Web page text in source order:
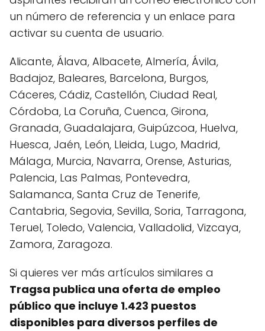
un número de referencia y un enlace para
activar su cuenta de usuario.
Alicante, Álava, Albacete, Almería, Ávila,
Badajoz, Baleares, Barcelona, Burgos,
Cáceres, Cádiz, Castellón, Ciudad Real,
Córdoba, La Coruña, Cuenca, Girona,
Granada, Guadalajara, Guipúzcoa, Huelva,
Huesca, Jaén, León, Lleida, Lugo, Madrid,
Málaga, Murcia, Navarra, Orense, Asturias,
Palencia, Las Palmas, Pontevedra,
Salamanca, Santa Cruz de Tenerife,
Cantabria, Segovia, Sevilla, Soria, Tarragona,
Teruel, Toledo, Valencia, Valladolid, Vizcaya,
Zamora, Zaragoza.
Si quieres ver más artículos similares a
Tragsa publica una oferta de empleo
público que incluye 1.423 puestos
disponibles para diversos perfiles de